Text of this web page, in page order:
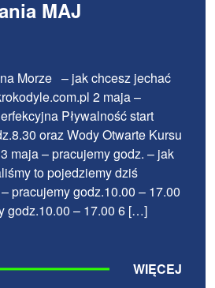
MAJ
Morze – jak chcesz jechać
2 maja –
Pływalność start
oraz Wody Otwarte Kursu
maja – pracujemy godz. – jak
to pojedziemy dziś
pracujemy godz.10.00 – 17.00
godz.10.00 – 17.00 6 […]
WIĘCEJ